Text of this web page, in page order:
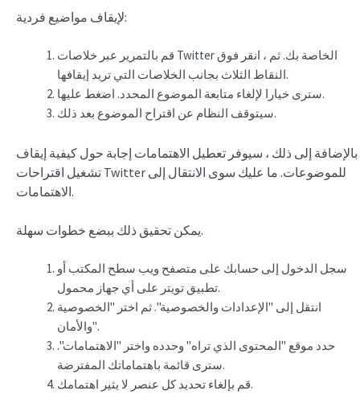
لإيقاف مواضيع فردية:
قم بالتمرير عبر خلاصات Twitter الخاصة بك. ثم ، انقر فوق
النقاط الثلاث بجانب الخلاصات التي تريد إيقافها.
سترى خيارا لإلغاء متابعة الموضوع المحدد. اضغط عليها.
سيتوقف النظام عن اقتراح الموضوع بعد ذلك.
بالإضافة إلى ذلك ، سيوفر تعطيل الاهتمامات إجابة حول كيفية إيقاف
تشغيل اقتراحات Twitter للموضوعات. ما عليك سوى الانتقال إلى
الاهتمامات.
يمكن تحقيق ذلك ببضع خطوات سهلة.
سجل الدخول إلى حسابك على متصفح ويب سطح المكتب أو
تطبيق تويتر على أي جهاز محمول.
انتقل إلى "الإعدادات والخصوصية". ثم اختر "الخصوصية
والأمان".
حدد موقع "المحتوى الذي تراه" وحدده واختر "الاهتمامات".
سترى قائمة باهتماماتك المفترضة.
قم بإلغاء تحديد كل عنصر لا يثير اهتمامك.